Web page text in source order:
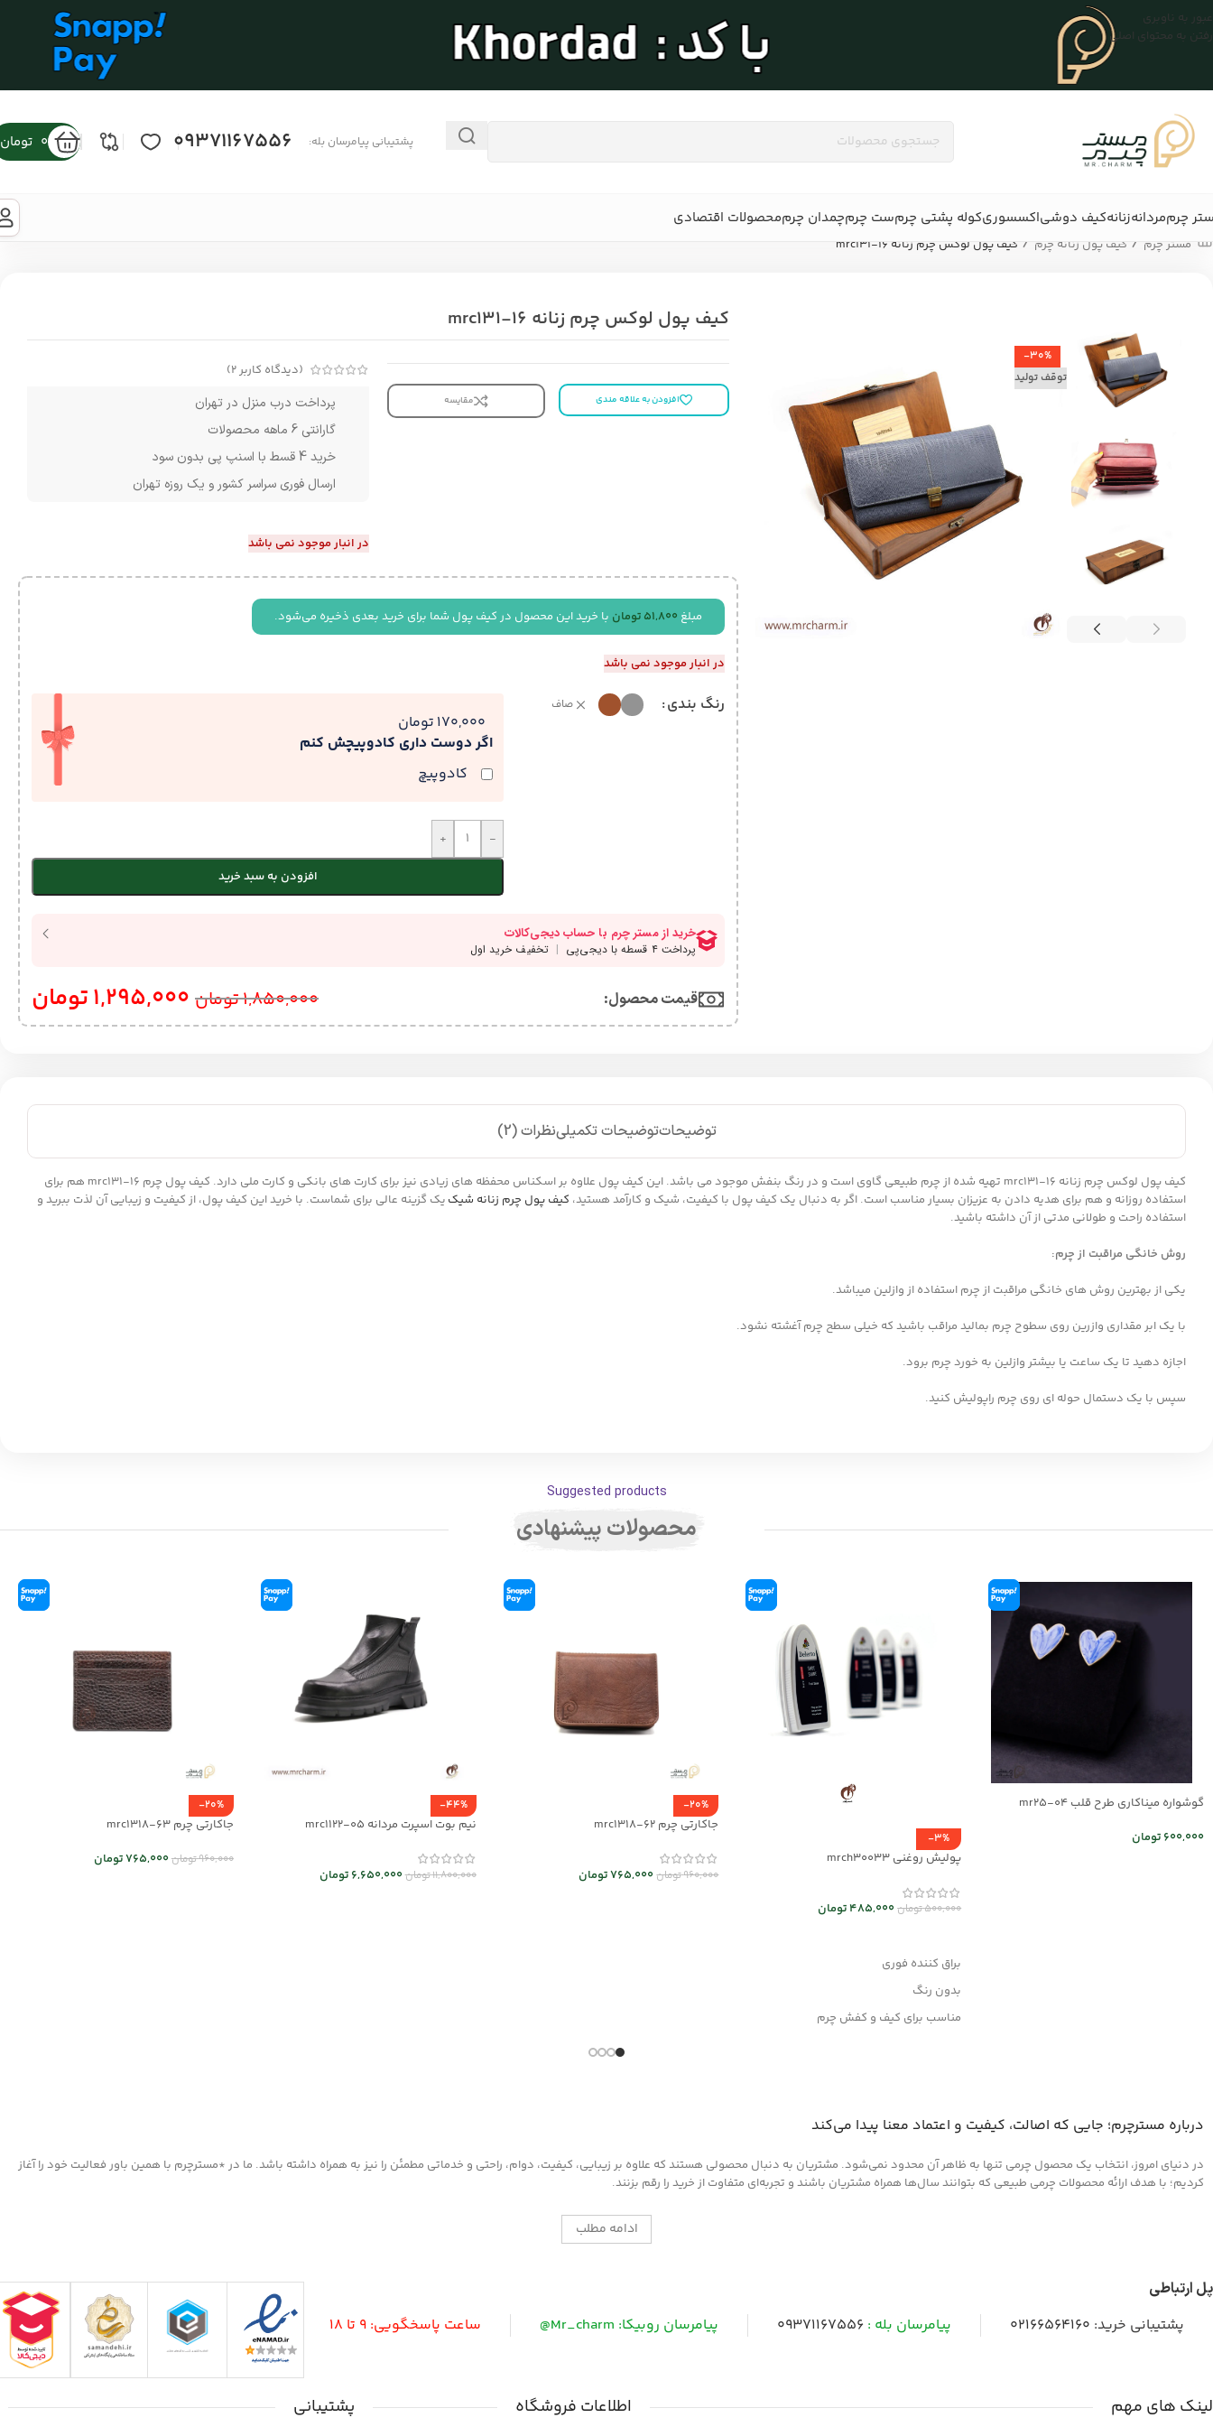
عبور به ناوبری
رفتن به محتوای اصلی
پشتیبانی پیامرسان بله: 09371167556
0 تومان
چرممردانهزنانهکیف دوشیاکسسوریکوله پشتی چرمست چرمچمدان چرممحصولات اقتصادی
مستر چرم / کیف پول زنانه چرم / کیف پول لوکس چرم زنانه mrc131-16
-30%
توقف تولید
کیف پول لوکس چرم زنانه mrc131-16
افزودن به علاقه مندی مقایسه
(دیدگاه کاربر2
)
پرداخت درب منزل در تهران
گارانتی 6 ماهه محصولات
خرید 4 قسط با اسنپ پی بدون سود
ارسال فوری سراسر کشور و یک روزه تهران
در انبار موجود نمی باشد
مبلغ 51,800 تومان با خرید این محصول در کیف پول شما برای خرید بعدی ذخیره می‌شود.
در انبار موجود نمی باشد
رنگ بندی صاف
اگر دوست داری کادوپیچش کنم
کادوپیچ
170,000 تومان
-
+
افزودن به سبد خرید
قیمت محصول:​ 1,850,000تومان 1,295,000تومان
توضیحاتتوضیحات تکمیلینظرات (2)
کیف پول لوکس چرم زنانه mrc131-16 تهیه شده از چرم طبیعی گاوی است و در رنگ بنفش موجود می باشد. این کیف پول علاوه بر اسکناس محفظه های زیادی نیز برای کارت های بانکی و کارت ملی دارد. کیف پول چرم mrc131-16 هم برای
استفاده روزانه و هم برای هدیه دادن به عزیزان بسیار مناسب است. اگر به دنبال یک کیف پول با کیفیت، شیک و کارآمد هستید، کیف پول چرم زنانه شیک یک گزینه عالی برای شماست. با خرید این کیف پول، از کیفیت و زیبایی آن لذت ببرید و
استفاده راحت و طولانی مدتی از آن داشته باشید.
روش خانگی مراقبت از چرم:
یکی از بهترین روش های خانگی مراقبت از چرم استفاده از وازلین میباشد.
با یک ابر مقداری وازرین روی سطوح چرم بمالید مراقب باشید که خیلی سطح چرم آغشته نشود.
اجازه دهید تا یک ساعت یا بیشتر وازلین به خورد چرم برود.
سپس با یک دستمال حوله ای روی چرم راپولیش کنید.
Suggested products
محصولات پیشنهادی
گوشواره میناکاری طرح قلب mr25-04
600,000 تومان
-3%
پولیش روغنی mrch30033
500,000تومان485,000تومان
براق کننده فوری
بدون رنگ
مناسب برای کیف و کفش چرم
-20%
جاکارتی چرم mrc1318-62
960,000تومان765,000تومان
-44%
نیم بوت اسپرت مردانه mrc1122-05
11,800,000تومان6,650,000 تومان
-20%
جاکارتی چرم mrc1318-63
960,000تومان765,000تومان
درباره مسترچرم؛ جایی که اصالت، کیفیت و اعتماد معنا پیدا می‌کند
در دنیای امروز، انتخاب یک محصول چرمی تنها به ظاهر آن محدود نمی‌شود. مشتریان به دنبال محصولی هستند که علاوه بر زیبایی، کیفیت، دوام، راحتی و خدماتی مطمئن را نیز به همراه داشته باشد. ما در *مسترچرم با همین باور فعالیت خود را آغاز
کردیم؛ با هدف ارائه محصولات چرمی طبیعی که بتوانند سال‌ها همراه مشتریان باشند و تجربه‌ای متفاوت از خرید را رقم بزنند.
ادامه مطلب
پل ارتباطی
پشتیبانی خرید: 02166564160 پیامرسان بله : 09371167556 پیامرسان روبیکا: Mr_charm@ ساعت پاسخگویی: 9 تا 18
لینک های مهم اطلاعات فروشگاه پشتیبانی